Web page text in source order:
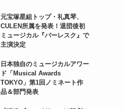
元宝塚星組トップ・礼真琴、
CULEN所属を発表！退団後初
ミュージカル『バーレスク』で
主演決定
日本独自のミュージカルアワー
ド「Musical Awards
TOKYO」第1回ノミネート作
品＆部門発表